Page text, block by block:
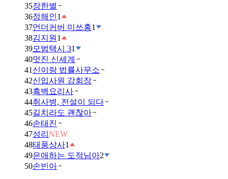
35장한별
36정해인1
37언더커버 미쓰홍1
38김지원 1
39모범택시 31
40멋진 신세계
41 신이랑 법률사무소
42신입사원 강회장
43흑백요리사
44취사병, 전설이 되다
45길치라도 괜찮아
46손태진
47성리 NEW
48태풍상사1
49은애하는 도적님아2
50손빈아